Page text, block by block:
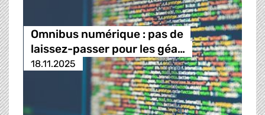
Omnibus numérique : pas de
laissez-passer pour les géa…
18.11.2025